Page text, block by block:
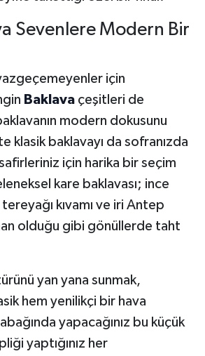
Sevenlere Modern Bir
için
Baklavaçeşitleri de
modern dokusunu
klasik baklavayı da sofranızda
için harika bir seçim
kare baklavası; ince
kıvamı ve iri Antep
olduğu gibi gönüllerde taht
yan yana sunmak,
hem yenilikçi bir hava
yapacağınız bu küçük
yaptığınız her